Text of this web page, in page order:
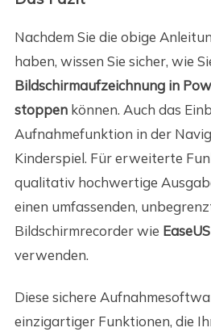
Nachdem Sie die obige
haben, wissen Sie sicher, wie
Bildschirmaufzeichnung in
stoppenkönnen. Auch das
Aufnahmefunktion in der
Kinderspiel. Für erweiterte
qualitativ hochwertige
einen umfassenden,
Bildschirmrecorder wie
verwenden.
Diese sichere
einzigartiger Funktionen, die